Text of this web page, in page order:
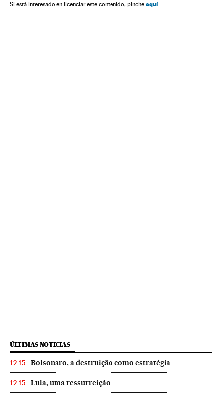
Si está interesado en licenciar este contenido, pinche aquí
ÚLTIMAS NOTICIAS
12:15 Bolsonaro, a destruição como estratégia
12:15 Lula, uma ressurreição